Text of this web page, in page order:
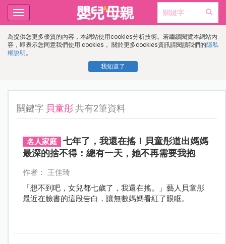
為提供您更多優質的內容，本網站使用cookies分析技術。若繼續閱覽本網站內
容，即表示您同意我們使用 cookies， 關於更多cookies資訊請閱讀我們的隱私
權說明 。
我知道了
Toggle
navigation
關鍵字 貝童彤共有2筆資料
名人家庭
七年了，我還在搖！貝童彤道出媽媽
最深的捨不得：總有一天，她不再需要我抱
作者： 王佳琦
「想不到吧，女兒都七歲了，我還在搖。」藝人貝童彤
最近在臉書的這段告白，讓無數媽媽看紅了眼眶。